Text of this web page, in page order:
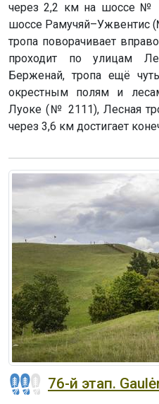
через 2,2 км на шоссе №
шоссе Рамучяй–Ужвентис
тропа поворачивает
проходит по улицам
Берженай, тропа ещё
окрестным полям и
Луоке (№ 2111), Лесная
через 3,6 км достигает
76-й этап.